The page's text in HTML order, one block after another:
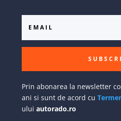
Prin abonarea la newsletter
ani si sunt de acord cu
ului autorado.ro